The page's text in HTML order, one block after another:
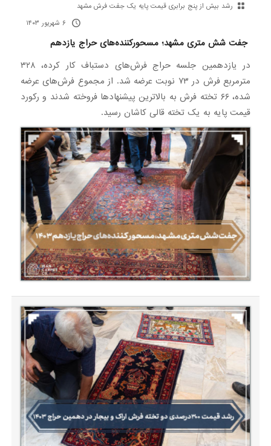
رشد بیش از پنج برابری قیمت پایه یک جفت فرش مشهد
۶ شهریور ۱۴۰۳
جفت شش متری مشهد؛ مسحورکننده‌های حراج یازدهم
در یازدهمین جلسه حراج فرش‌های دستباف کار کرده، ۳۲۸
مترمربع فرش در ۷۳ نوبت عرضه شد. از مجموع فرش‌های عرضه
شده، ۶۶ تخته فرش به بالاترین پیشنهادها فروخته شدند و رکورد
قیمت پایه به یک تخته قالی کاشان رسید.